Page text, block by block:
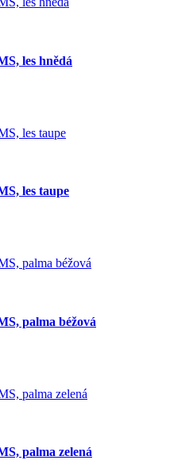
les hnědá
les taupe
palma béžová
palma zelená